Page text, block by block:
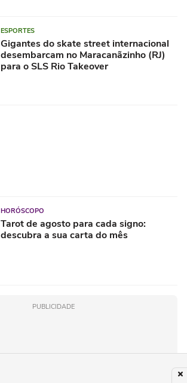
ESPORTES
Gigantes do skate street internacional
desembarcam no Maracanãzinho (RJ)
para o SLS Rio Takeover
HORÓSCOPO
Tarot de agosto para cada signo:
descubra a sua carta do mês
PUBLICIDADE